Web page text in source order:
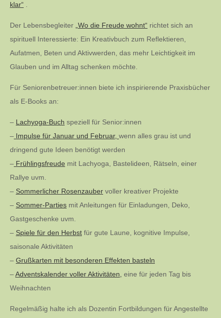
klar“
Der Lebensbegleiter „Wo die Freude wohnt“ richtet sich an
spirituell Interessierte: Ein Kreativbuch zum Reflektieren,
Aufatmen, Beten und Aktivwerden, das mehr Leichtigkeit im
Glauben und im Alltag schenken möchte.
Für Seniorenbetreuer:innen biete ich inspirierende Praxisbücher
als E-Books an:
– Lachyoga-Buch speziell für Senior:innen
– Impulse für Januar und Februar, wenn alles grau ist und
dringend gute Ideen benötigt werden
– Frühlingsfreude mit Lachyoga, Bastelideen, Rätseln, einer
Rallye uvm.
– Sommerlicher Rosenzauber voller kreativer Projekte
– Sommer-Parties mit Anleitungen für Einladungen, Deko,
Gastgeschenke uvm.
– Spiele für den Herbst für gute Laune, kognitive Impulse,
saisonale Aktivitäten
– Grußkarten mit besonderen Effekten basteln
–Adventskalender voller Aktivitäten, eine für jeden Tag bis
Weihnachten
Regelmäßig halte ich als Dozentin Fortbildungen für Angestellte